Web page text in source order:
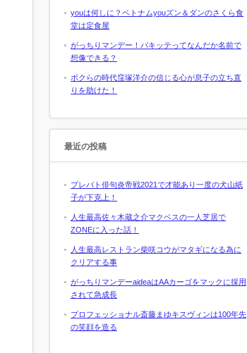
youは何しに？ベトナムyouズン＆ダンのさくら食
堂は定食屋
がっちりマンデー！パキッテってなんだか名前で
想像できる？
ボクらの時代窪塚洋介の信じる心が息子の立ち直
りを助けた！
最近の投稿
プレバト俳句炎帝戦2021で才能あり一度の犬山紙
子が下克上！
人生最高佐々木蔵之介マクベスの一人芝居で
ZONEに入った話！
人生最高レストラン柴咲コウがマタギになる為に
クリアする事
がっちりマンデーaideaはAAカーゴをマックに採用
されて急成長
プロフェッショナル斎藤まゆキスヴィンは100年先
の笑顔を造る